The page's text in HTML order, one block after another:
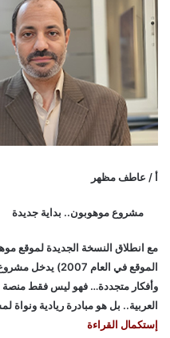
أ / عاطف مظهر
مشروع موهوبون.. بداية جديدة
مع انطلاق النسخة الجديدة لموقع
الموقع في العام
وأفكار متجددة… فهو ليس فقط منصة
العربية.. بل هو مبادرة ريادية
إستكمال القراءة